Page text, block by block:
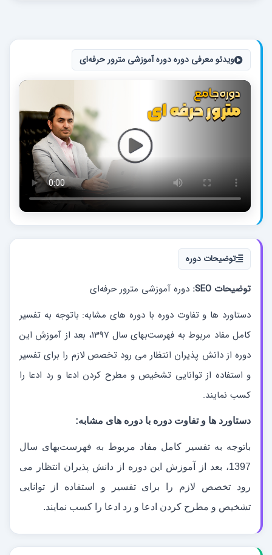
ویدئو معرفی دوره دوره آموزشی مترور حرفه‌ای
توضیحات دوره
توضیحات SEO:
دوره آموزشی مترور حرفه‌ای
دستاورد ها و تفاوت دوره با دوره های مشابه: باتوجه به تفسیر
کامل مفاد مربوط به فهرست‌بهای سال 1397، بعد از آموزش این
دوره از دانش پذیران انتظار می رود تخصص لازم را برای تفسیر
و استفاده از توانایی تشخیص و مطرح کردن ادعا و رد ادعا را
کسب نمایند.
دستاورد ها و تفاوت دوره با دوره های مشابه:
باتوجه به تفسیر کامل مفاد مربوط به فهرستبهای سال
1397، بعد از آموزش این دوره از دانش پذیران انتظار می
رود تخصص لازم را برای تفسیر و استفاده از توانایی
تشخیص و مطرح کردن ادعا و رد ادعا را کسب نمایند.